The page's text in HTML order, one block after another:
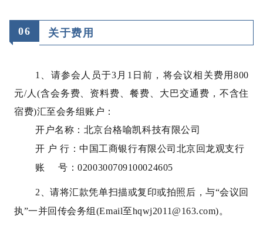
06 关于费用
1、请参会人员于3月1日前，将会议相关费用800
元/人(含会务费、资料费、餐费、大巴交通费，不含住
宿费)汇至会务组账户：
开户名称：北京台格喻凯科技有限公司
开 户 行：中国工商银行有限公司北京回龙观支行
账 号：0200300709100024605
2、请将汇款凭单扫描或复印或拍照后，与“会议回
执”一并回传会务组(Email至hqwj2011@163.com)。